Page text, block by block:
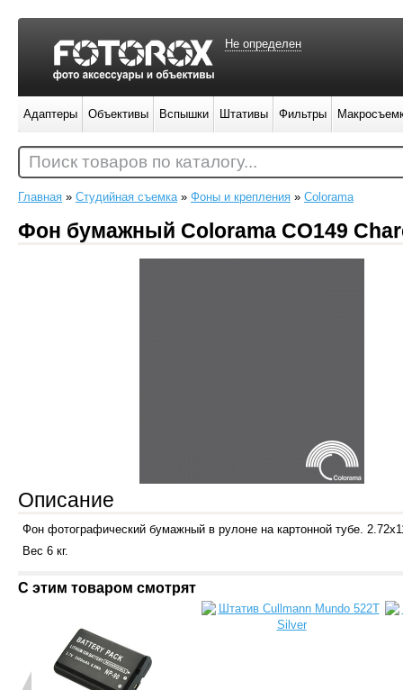
Главная » Студийная съемка» Фоны и крепления » Colorama
Фон бумажный Colorama CO149
Описание
Фон фотографический бумажный в рулоне на картонной тубе.
Вес 6 кг.
С этим товаром смотрят
Не определен
Адаптеры Объективы Вспышки Штативы Фильтры
Поиск товаров по каталогу...